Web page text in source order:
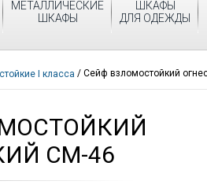
МЕТАЛЛИЧЕСКИЕ
ШКАФЫ
ШКАФЫ
ДЛЯ ОДЕЖДЫ
I класса / Сейф взломостойкий
СМ-46